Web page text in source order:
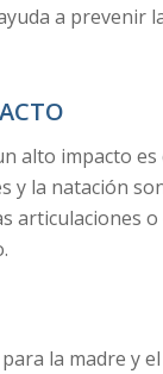
a prevenir
alto impacto
y la natación
articulaciones
la madre y